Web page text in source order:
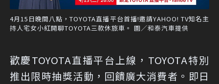
4月15日晚間八點，TOYOTA直播平台首播!邀請YAHOO! TV知名主
持人宅女小紅開聊TOYOTA三款休旅車。 圖／和泰汽車提供
歡慶TOYOTA直播平台上線，TOYOTA特別
推出限時抽獎活動，回饋廣大消費者。即日